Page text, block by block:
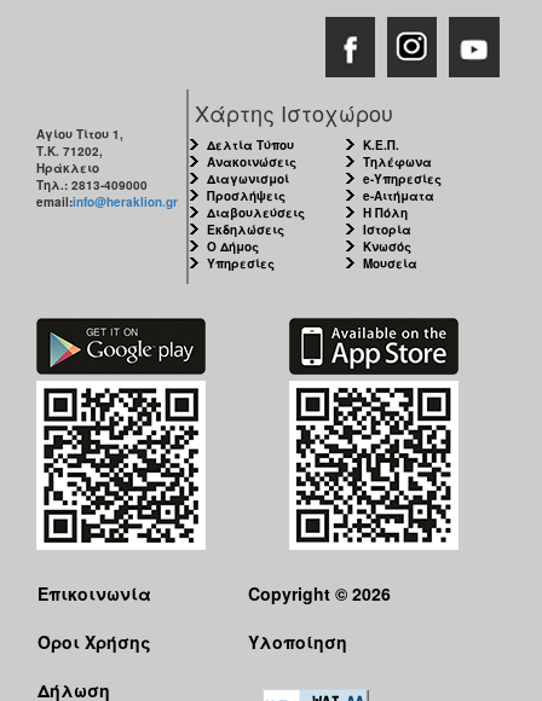
Αγίου Τίτου 1,
Τ.Κ. 71202,
Ηράκλειο
Τηλ.: 2813-409000
email:info@heraklion.gr
Χάρτης Ιστοχώρου
Δελτία Τύπου
Ανακοινώσεις
Διαγωνισμοί
Προσλήψεις
Διαβουλεύσεις
Εκδηλώσεις
Ο Δήμος
Υπηρεσίες
Κ.Ε.Π.
Τηλέφωνα
e-Υπηρεσίες
e-Αιτήματα
Η Πόλη
Ιστορία
Κνωσός
Μουσεία
Επικοινωνία
Όροι Χρήσης
Δήλωση
Copyright © 2026
Υλοποίηση